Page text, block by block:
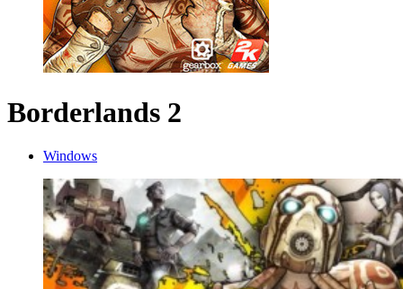
Borderlands 2
Windows